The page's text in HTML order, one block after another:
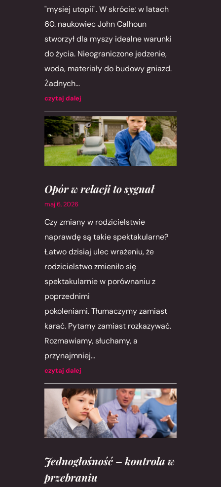
"mysiej utopii". W skrócie: w latach
60. naukowiec John Calhoun
stworzył dla myszy idealne warunki
do życia. Nieograniczone jedzenie,
woda, materiały do budowy gniazd.
Żadnych...
czytaj dalej
Opór w relacji to sygnał
maj 6, 2026
Czy zmiany w rodzicielstwie
naprawdę są takie spektakularne?
Łatwo dzisiaj ulec wrażeniu, że
rodzicielstwo zmieniło się
spektakularnie w porównaniu z
poprzednimi
pokoleniami. Tłumaczymy zamiast
karać. Pytamy zamiast rozkazywać.
Rozmawiamy, słuchamy, a
przynajmniej...
czytaj dalej
Jednogłośność – kontrola w
przebraniu